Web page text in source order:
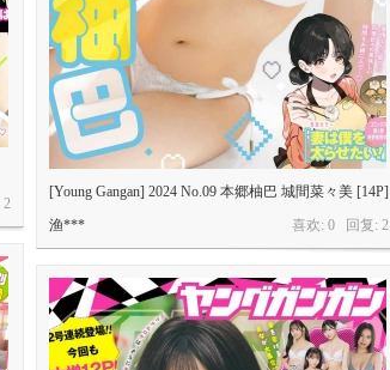
2
[Young Gangan] 2024 No.09 本郷柚巴 城間菜々美 [14P]
喜欢: 0 回复: 2
渔***